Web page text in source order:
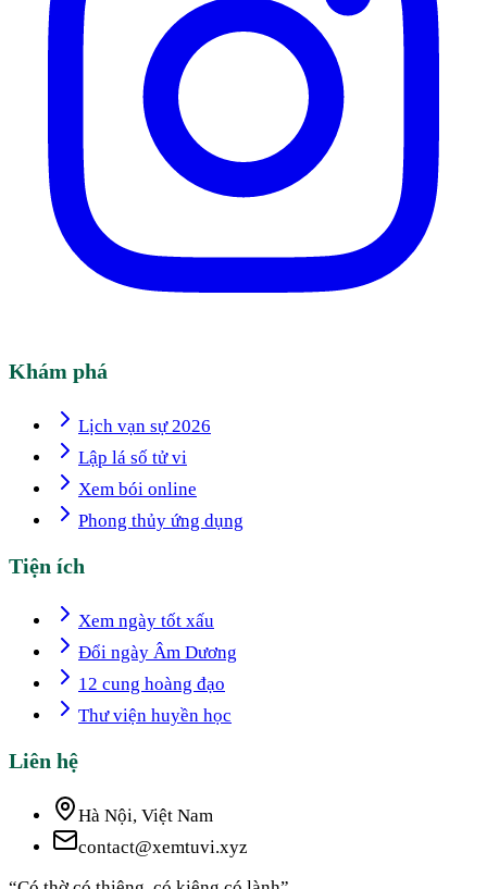
Khám phá
Lịch vạn sự 2026
Lập lá số tử vi
Xem bói online
Phong thủy ứng dụng
Tiện ích
Xem ngày tốt xấu
Đổi ngày Âm Dương
12 cung hoàng đạo
Thư viện huyền học
Liên hệ
Hà Nội, Việt Nam
contact@xemtuvi.xyz